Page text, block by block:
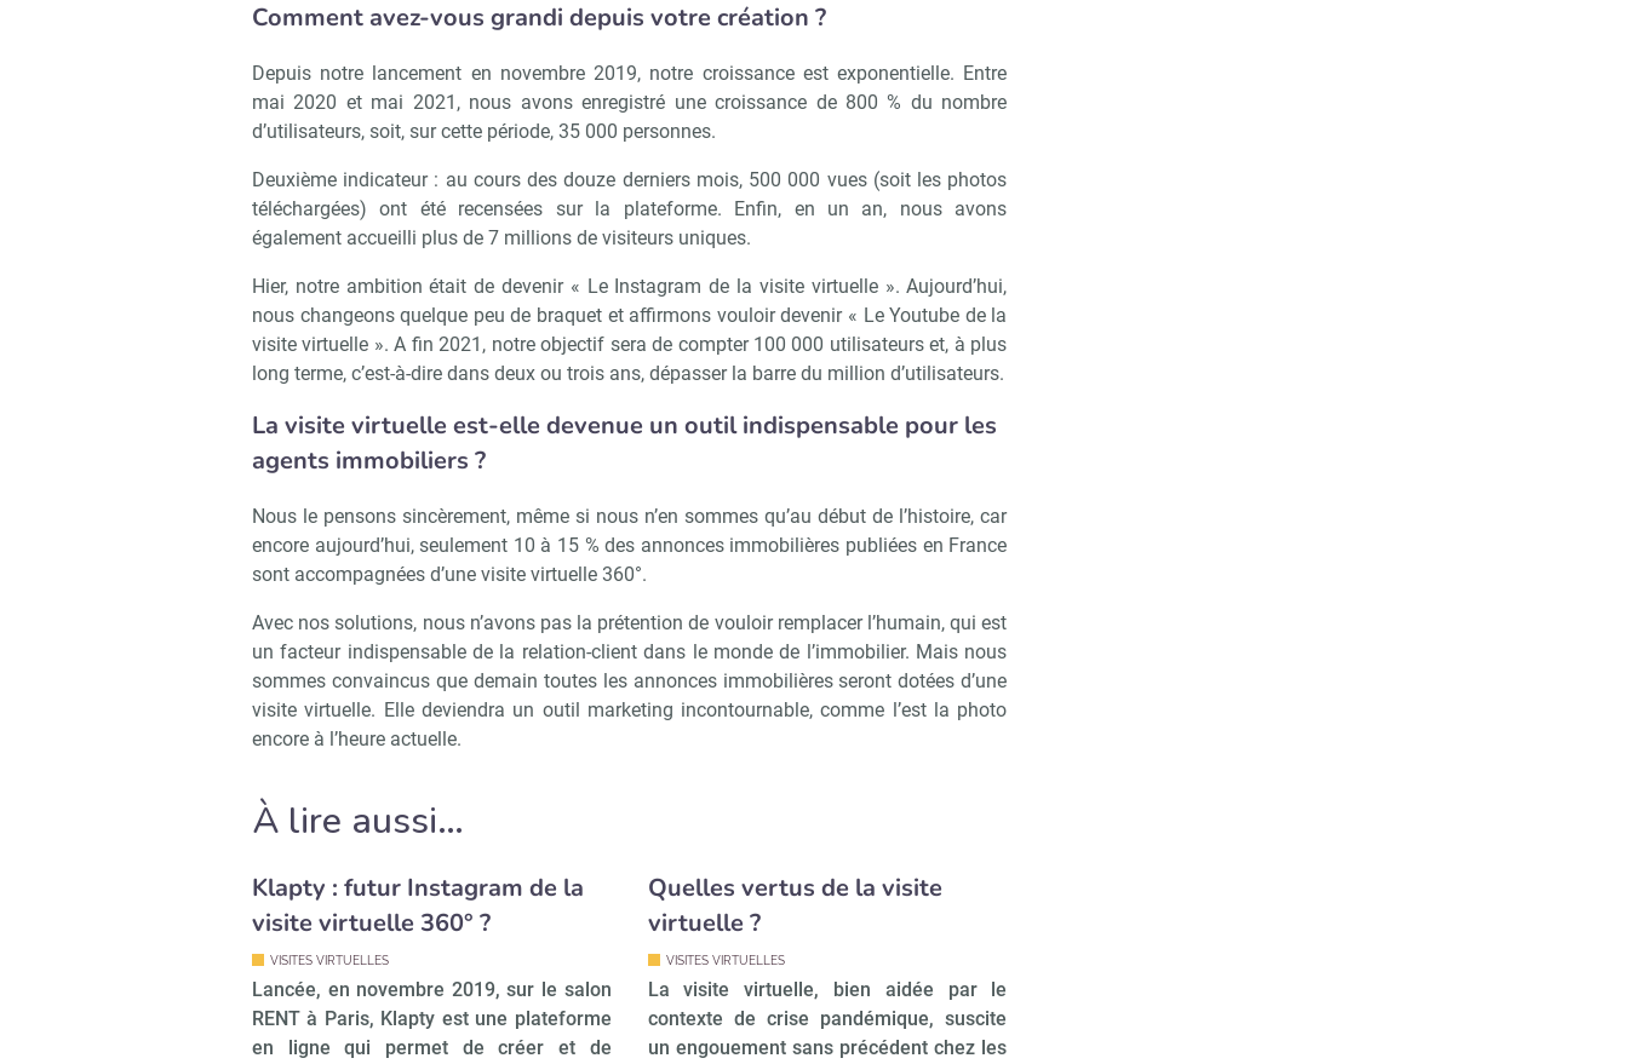
Comment avez-vous grandi depuis votre création ?
Depuis notre lancement en novembre 2019, notre croissance est exponentielle. Entre
mai 2020 et mai 2021, nous avons enregistré une croissance de 800 % du nombre
d’utilisateurs, soit, sur cette période, 35 000 personnes.
Deuxième indicateur : au cours des douze derniers mois, 500 000 vues (soit les photos
téléchargées) ont été recensées sur la plateforme. Enfin, en un an, nous avons
également accueilli plus de 7 millions de visiteurs uniques.
Hier, notre ambition était de devenir « Le Instagram de la visite virtuelle ». Aujourd’hui,
nous changeons quelque peu de braquet et affirmons vouloir devenir « Le Youtube de la
visite virtuelle ». A fin 2021, notre objectif sera de compter 100 000 utilisateurs et, à plus
long terme, c’est-à-dire dans deux ou trois ans, dépasser la barre du million d’utilisateurs.
La visite virtuelle est-elle devenue un outil indispensable pour les
agents immobiliers ?
Nous le pensons sincèrement, même si nous n’en sommes qu’au début de l’histoire, car
encore aujourd’hui, seulement 10 à 15 % des annonces immobilières publiées en France
sont accompagnées d’une visite virtuelle 360°.
Avec nos solutions, nous n’avons pas la prétention de vouloir remplacer l’humain, qui est
un facteur indispensable de la relation-client dans le monde de l’immobilier. Mais nous
sommes convaincus que demain toutes les annonces immobilières seront dotées d’une
visite virtuelle. Elle deviendra un outil marketing incontournable, comme l’est la photo
encore à l’heure actuelle.
À lire aussi…
Klapty : futur Instagram de la
visite virtuelle 360° ?
VISITES VIRTUELLES
Lancée, en novembre 2019, sur le salon
RENT à Paris, Klapty est une plateforme
en ligne qui permet de créer et de
Quelles vertus de la visite
virtuelle ?
VISITES VIRTUELLES
La visite virtuelle, bien aidée par le
contexte de crise pandémique, suscite
un engouement sans précédent chez les